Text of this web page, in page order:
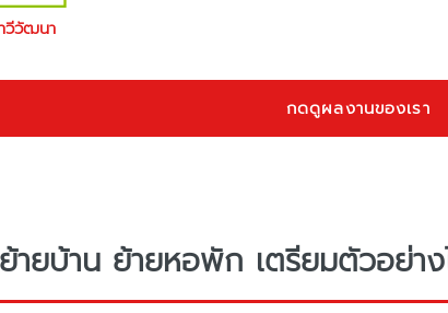
วีวัฒนา
กดดูผลงานของเรา
ายบ้าน ย้ายหอพัก เตรียมตัวอย่า